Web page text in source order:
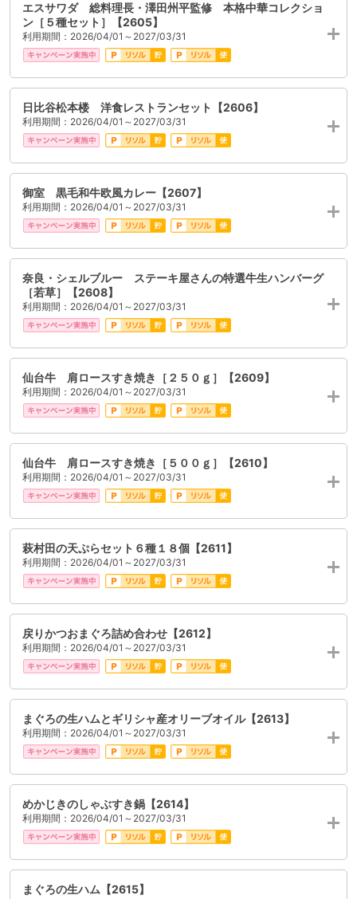
エスサワダ 総料理長・澤田州平監修 本格中華コレクショ
ン［５種セット］【2605】
利用期間：2026/04/01～2027/03/31
日比谷松本楼 洋食レストランセット【2606】
利用期間：2026/04/01～2027/03/31
御室 黒毛和牛欧風カレー【2607】
利用期間：2026/04/01～2027/03/31
奈良・シェルブルー ステーキ屋さんの特選牛生ハンバーグ
［若草］【2608】
利用期間：2026/04/01～2027/03/31
仙台牛 肩ロースすき焼き［２５０ｇ］【2609】
利用期間：2026/04/01～2027/03/31
仙台牛 肩ロースすき焼き［５００ｇ］【2610】
利用期間：2026/04/01～2027/03/31
萩村田の天ぷらセット６種１８個【2611】
利用期間：2026/04/01～2027/03/31
戻りかつおまぐろ詰め合わせ【2612】
利用期間：2026/04/01～2027/03/31
まぐろの生ハムとギリシャ産オリーブオイル【2613】
利用期間：2026/04/01～2027/03/31
めかじきのしゃぶすき鍋【2614】
利用期間：2026/04/01～2027/03/31
まぐろの生ハム【2615】